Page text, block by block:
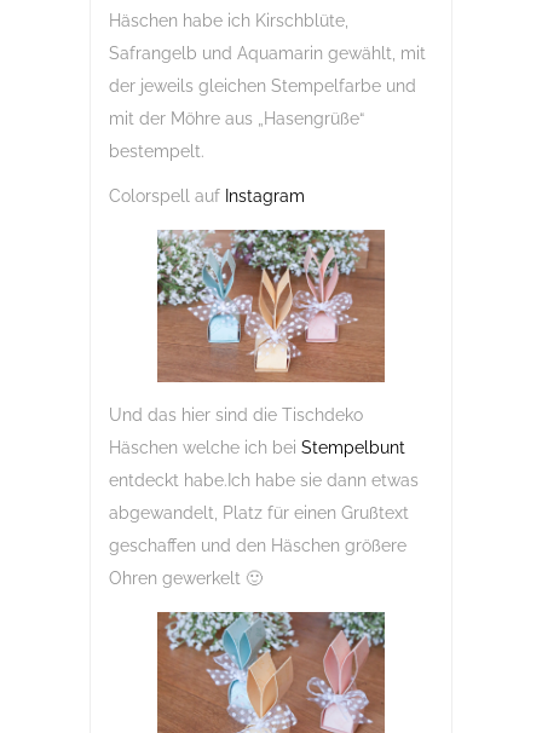
Häschen habe ich Kirschblüte,
Safrangelb und Aquamarin gewählt, mit
der jeweils gleichen Stempelfarbe und
mit der Möhre aus „Hasengrüße“
bestempelt.
Colorspell auf Instagram
Und das hier sind die Tischdeko
Häschen welche ich bei Stempelbunt
entdeckt habe.Ich habe sie dann etwas
abgewandelt, Platz für einen Grußtext
geschaffen und den Häschen größere
Ohren gewerkelt 🙂